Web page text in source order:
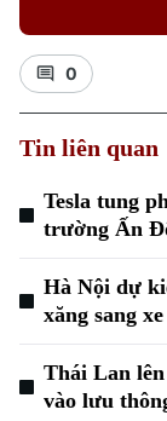
0
Tin liên quan
Tesla tung
trường Ấn
Hà Nội dự
xăng sang
Thái Lan lên
vào lưu